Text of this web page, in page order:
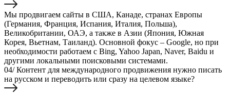
Мы продвигаем сайты в США, Канаде, странах Европы
(Германия, Франция, Испания, Италия, Польша),
Великобритании, ОАЭ, а также в Азии (Япония, Южная
Корея, Вьетнам, Таиланд). Основной фокус – Google, но при
необходимости работаем с Bing, Yahoo Japan, Naver, Baidu и
другими локальными поисковыми системами.
04/Контент для международного продвижения нужно писать
на русском и переводить или сразу на целевом языке?